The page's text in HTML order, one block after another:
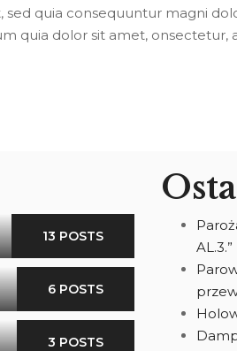
quia consequuntur magni
quia dolor sit amet, onsectetur,
13 POSTS
6 POSTS
3 POSTS
AL.3.”